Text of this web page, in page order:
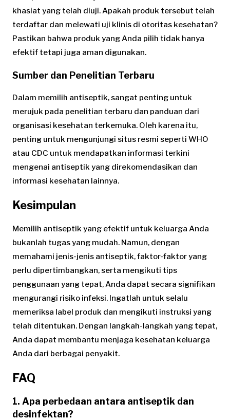
khasiat yang telah diuji. Apakah produk tersebut telah
terdaftar dan melewati uji klinis di otoritas kesehatan?
Pastikan bahwa produk yang Anda pilih tidak hanya
efektif tetapi juga aman digunakan.
Sumber dan Penelitian Terbaru
Dalam memilih antiseptik, sangat penting untuk
merujuk pada penelitian terbaru dan panduan dari
organisasi kesehatan terkemuka. Oleh karena itu,
penting untuk mengunjungi situs resmi seperti WHO
atau CDC untuk mendapatkan informasi terkini
mengenai antiseptik yang direkomendasikan dan
informasi kesehatan lainnya.
Kesimpulan
Memilih antiseptik yang efektif untuk keluarga Anda
bukanlah tugas yang mudah. Namun, dengan
memahami jenis-jenis antiseptik, faktor-faktor yang
perlu dipertimbangkan, serta mengikuti tips
penggunaan yang tepat, Anda dapat secara signifikan
mengurangi risiko infeksi. Ingatlah untuk selalu
memeriksa label produk dan mengikuti instruksi yang
telah ditentukan. Dengan langkah-langkah yang tepat,
Anda dapat membantu menjaga kesehatan keluarga
Anda dari berbagai penyakit.
FAQ
1. Apa perbedaan antara antiseptik dan
desinfektan?